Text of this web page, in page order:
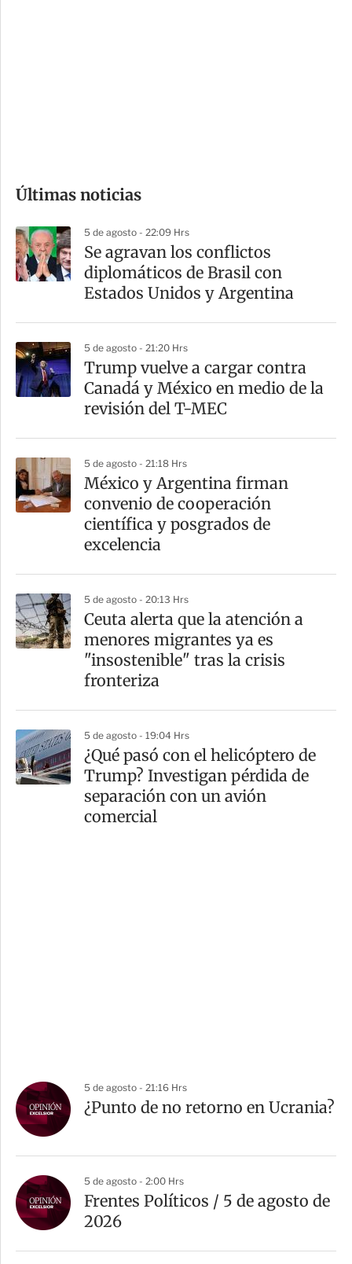
m
a
r
t
Últimas noticias
5 de agosto - 22:09 Hrs
Se agravan los conflictos
diplomáticos de Brasil con
Estados Unidos y Argentina
5 de agosto - 21:20 Hrs
Trump vuelve a cargar contra
Canadá y México en medio de la
revisión del T-MEC
5 de agosto - 21:18 Hrs
México y Argentina firman
convenio de cooperación
científica y posgrados de
excelencia
5 de agosto - 20:13 Hrs
Ceuta alerta que la atención a
menores migrantes ya es
"insostenible" tras la crisis
fronteriza
5 de agosto - 19:04 Hrs
¿Qué pasó con el helicóptero de
Trump? Investigan pérdida de
separación con un avión
comercial
5 de agosto - 21:16 Hrs
¿Punto de no retorno en Ucrania?
5 de agosto - 2:00 Hrs
Frentes Políticos / 5 de agosto de
2026